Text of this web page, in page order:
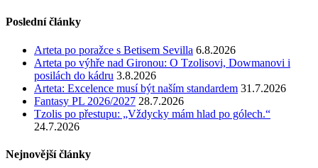
Poslední články
Arteta po poražce s Betisem Sevilla 6.8.2026
Arteta po výhře nad Gironou: O Tzolisovi, Dowmanovi i
posilách do kádru 3.8.2026
Arteta: Excelence musí být naším standardem 31.7.2026
Fantasy PL 2026/2027 28.7.2026
Tzolis po přestupu: „Vždycky mám hlad po gólech.“
24.7.2026
Nejnovější články